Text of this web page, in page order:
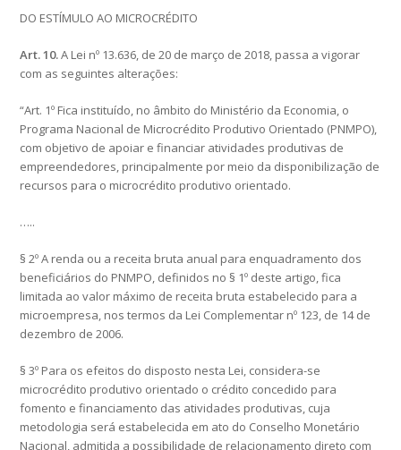
DO ESTÍMULO AO MICROCRÉDITO
Art. 10.A Lei nº 13.636, de 20 de março de 2018, passa a vigorar
com as seguintes alterações:
“Art. 1º Fica instituído, no âmbito do Ministério da Economia, o
Programa Nacional de Microcrédito Produtivo Orientado (PNMPO),
com objetivo de apoiar e financiar atividades produtivas de
empreendedores, principalmente por meio da disponibilização de
recursos para o microcrédito produtivo orientado.
…..
§ 2º A renda ou a receita bruta anual para enquadramento dos
beneficiários do PNMPO, definidos no § 1º deste artigo, fica
limitada ao valor máximo de receita bruta estabelecido para a
microempresa, nos termos da Lei Complementar nº 123, de 14 de
dezembro de 2006.
§ 3º Para os efeitos do disposto nesta Lei, considera-se
microcrédito produtivo orientado o crédito concedido para
fomento e financiamento das atividades produtivas, cuja
metodologia será estabelecida em ato do Conselho Monetário
Nacional, admitida a possibilidade de relacionamento direto com